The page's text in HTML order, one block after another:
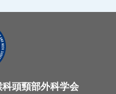
頭頸部外科学会